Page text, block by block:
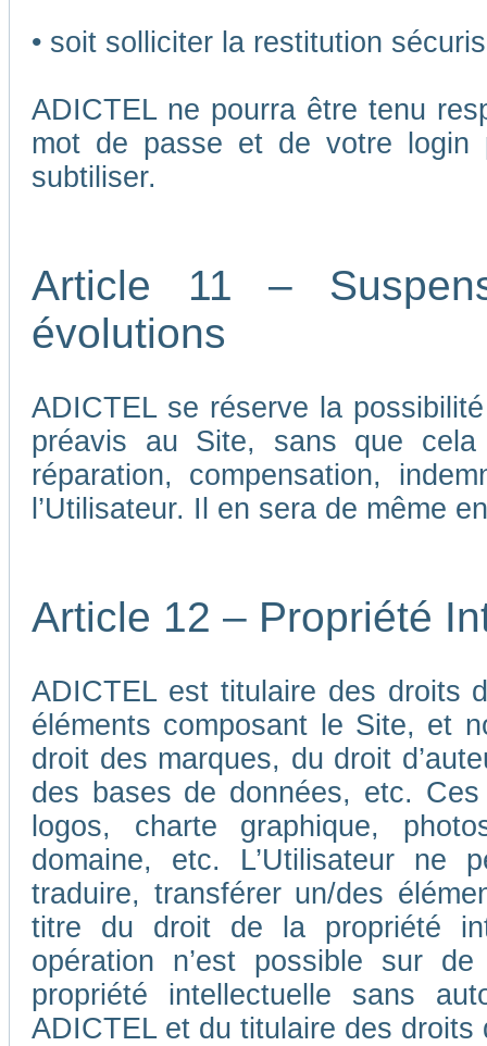
• soit solliciter la restitution
ADICTEL ne pourra être tenu
mot de passe et de votre
subtiliser.
Article 11 –
évolutions
ADICTEL se réserve la
préavis au Site, sans que
réparation, compensation,
l’Utilisateur. Il en sera de même
Article 12 – Propriété
ADICTEL est titulaire des droits
éléments composant le Site, et
droit des marques, du droit
des bases de données, etc.
logos, charte graphique,
domaine, etc. L’Utilisateur ne
traduire, transférer un/des
titre du droit de la propriété
opération n’est possible sur
propriété intellectuelle sans
ADICTEL et du titulaire des